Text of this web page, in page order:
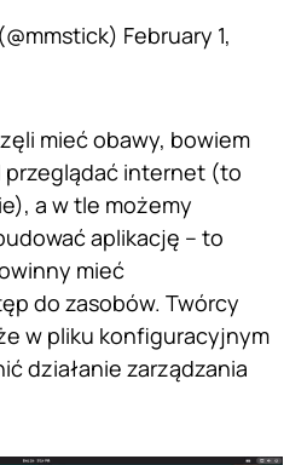
February 1,
mieć obawy, bowiem
przeglądać internet (to
a w tle możemy
aplikację – to
mieć
do zasobów. Twórcy
w pliku konfiguracyjnym
działanie zarządzania